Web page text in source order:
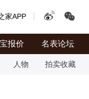
家APP
报价 名表论坛
人物 拍卖收藏